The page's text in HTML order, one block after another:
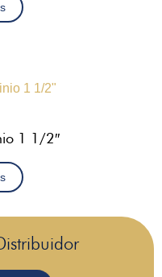
1 1/2″